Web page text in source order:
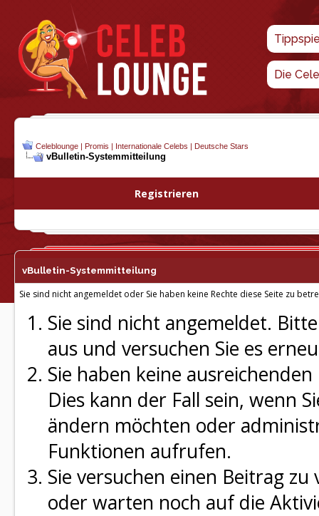
Die
Celeblounge | Promis | Internationale Celebs | Deutsche Stars
vBulletin-Systemmitteilung
Registrieren
vBulletin-Systemmitteilung
Sie sind nicht angemeldet oder Sie haben keine Rechte diese Seite zu
Sie sind nicht angemeldet.
aus und versuchen Sie es
Sie haben keine
Dies kann der Fall sein, wenn
ändern möchten oder
Funktionen aufrufen.
Sie versuchen einen Beitrag
oder warten noch auf die